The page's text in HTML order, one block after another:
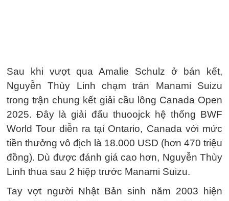
Sau khi vượt qua Amalie Schulz ở bán kết,
Nguyễn Thùy Linh chạm trán Manami Suizu
trong trận chung kết giải cầu lông Canada Open
2025. Đây là giải đấu thuoojck hệ thống BWF
World Tour diễn ra tại Ontario, Canada với mức
tiền thưởng vô địch là 18.000 USD (hơn 470 triệu
đồng). Dù được đánh giá cao hơn, Nguyễn Thùy
Linh thua sau 2 hiệp trước Manami Suizu.
Tay vợt người Nhật Bản sinh năm 2003 hiện